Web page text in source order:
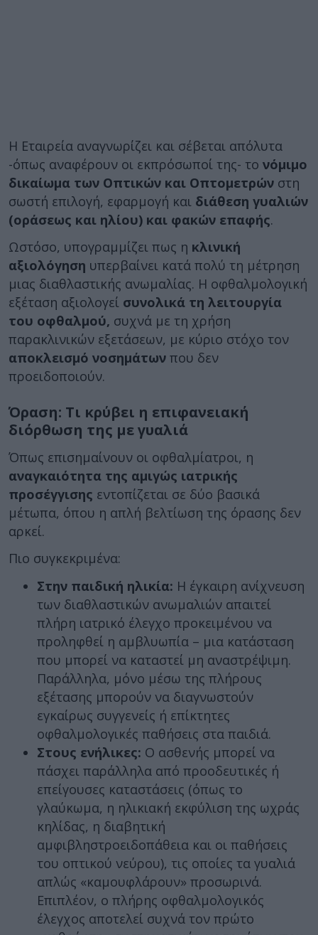
Η Εταιρεία αναγνωρίζει και σέβεται απόλυτα
-όπως αναφέρουν οι εκπρόσωποί της- το νόμιμο
δικαίωμα των Οπτικών και Οπτομετρών στη
σωστή επιλογή, εφαρμογή και διάθεση γυαλιών
(οράσεως και ηλίου) και φακών επαφής.
Ωστόσο, υπογραμμίζει πως η κλινική
αξιολόγηση υπερβαίνει κατά πολύ τη μέτρηση
μιας διαθλαστικής ανωμαλίας. Η οφθαλμολογική
εξέταση αξιολογεί συνολικά τη λειτουργία
του οφθαλμού, συχνά με τη χρήση
παρακλινικών εξετάσεων, με κύριο στόχο τον
αποκλεισμό νοσημάτων που δεν
προειδοποιούν.
Όραση: Τι κρύβει η επιφανειακή
διόρθωση της με γυαλιά
Όπως επισημαίνουν οι οφθαλμίατροι, η
αναγκαιότητα της αμιγώς ιατρικής
προσέγγισης εντοπίζεται σε δύο βασικά
μέτωπα, όπου η απλή βελτίωση της όρασης δεν
αρκεί.
Πιο συγκεκριμένα:
Στην παιδική ηλικία: Η έγκαιρη ανίχνευση
των διαθλαστικών ανωμαλιών απαιτεί
πλήρη ιατρικό έλεγχο προκειμένου να
προληφθεί η αμβλυωπία – μια κατάσταση
που μπορεί να καταστεί μη αναστρέψιμη.
Παράλληλα, μόνο μέσω της πλήρους
εξέτασης μπορούν να διαγνωστούν
εγκαίρως συγγενείς ή επίκτητες
οφθαλμολογικές παθήσεις στα παιδιά.
Στους ενήλικες: Ο ασθενής μπορεί να
πάσχει παράλληλα από προοδευτικές ή
επείγουσες καταστάσεις (όπως το
γλαύκωμα, η ηλικιακή εκφύλιση της ωχράς
κηλίδας, η διαβητική
αμφιβληστροειδοπάθεια και οι παθήσεις
του οπτικού νεύρου), τις οποίες τα γυαλιά
απλώς «καμουφλάρουν» προσωρινά.
Επιπλέον, ο πλήρης οφθαλμολογικός
έλεγχος αποτελεί συχνά τον πρώτο